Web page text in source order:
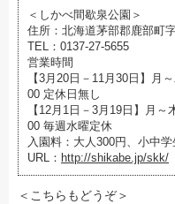
＜しかべ間歇泉公園＞
住所：北海道茅部郡鹿部町
TEL：0137-27-5655
営業時間
【3月20日－11月30日】月
00 定休日無し
【12月1日－3月19日】月
00 毎週水曜定休
入園料：大人300円、小中学
URL： http://shikabe.jp/skk/
＜こちらもどうぞ＞